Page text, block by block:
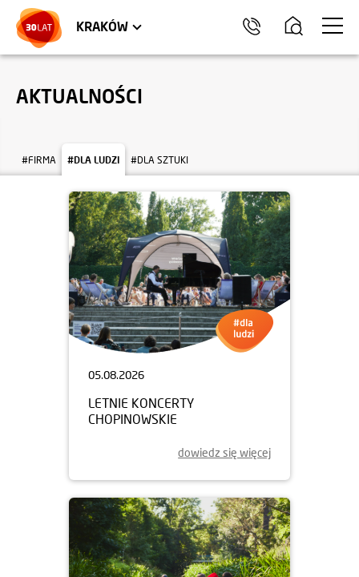
KRAKÓW
TRÓJMIASTO
LOKALE USŁUGOWE
AKTUALNOŚCI
#FIRMA #DLA LUDZI #DLA SZTUKI
05.08.2026
LETNIE KONCERTY
CHOPINOWSKIE
dowiedz się więcej